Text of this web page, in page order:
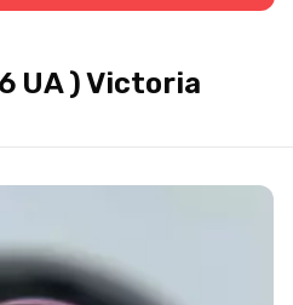
UA ) Victoria